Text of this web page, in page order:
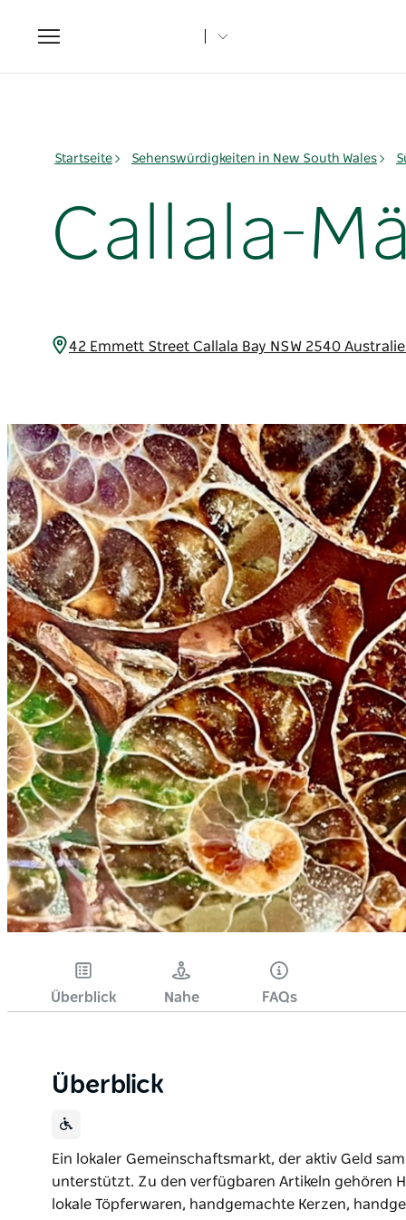
Toggle
navigation
Startseite Sehenswürdigkeiten in New South Wales
Callala-
42 Emmett Street Callala Bay NSW 2540
Überblick Nahe FAQs
Überblick
Ein lokaler Gemeinschaftsmarkt, der aktiv Geld
unterstützt. Zu den verfügbaren Artikeln gehören
lokale Töpferwaren, handgemachte Kerzen,